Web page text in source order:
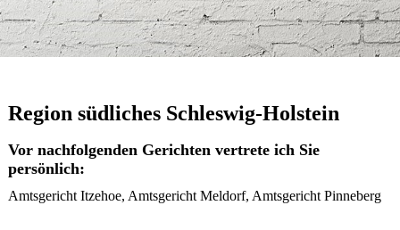
Region südliches Schleswig-Holstein
Vor nachfolgenden Gerichten vertrete ich Sie
persönlich:
Amtsgericht Itzehoe, Amtsgericht Meldorf, Amtsgericht Pinneberg